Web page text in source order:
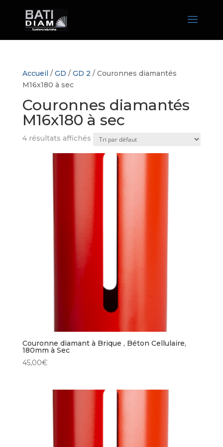
Accueil / GD / GD 2 / Couronnes diamantés
M16x180 à sec
Couronnes diamantés
M16x180 à sec
4 résultats affichés
Couronne diamant à Brique , Béton Cellulaire,
180mm à Sec
45,00€